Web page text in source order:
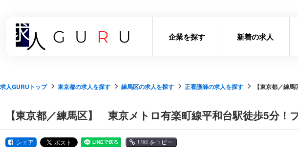
企業を探す 新着の求人
求人GURUトップ 東京都の求人を探す 練馬区の求人を探す 正看護師の求人を探す 【東京都／練
【東京都／練馬区】 東京メトロ有楽町線平和台駅徒歩5分
シェア URLをコピー